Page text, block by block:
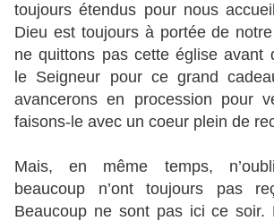
toujours étendus pour nous
Dieu est toujours à portée de
ne quittons pas cette église avant
le Seigneur pour ce grand
avancerons en procession pour
faisons-le avec un coeur plein de
Mais, en même temps,
beaucoup n’ont toujours pas
Beaucoup ne sont pas ici ce soir.